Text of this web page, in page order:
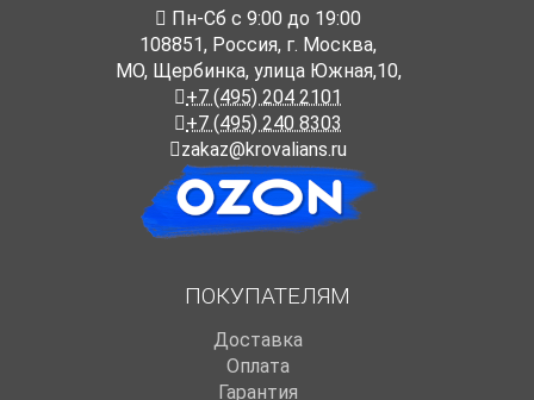
Пн-Cб с 9:00 до 19:00
108851, Россия, г. Москва,
МО, Щербинка, улица Южная,10,
+7 (495) 204 2101
+7 (495) 240 8303
zakaz@krovalians.ru
ПОКУПАТЕЛЯМ
Доставка
Оплата
Гарантия